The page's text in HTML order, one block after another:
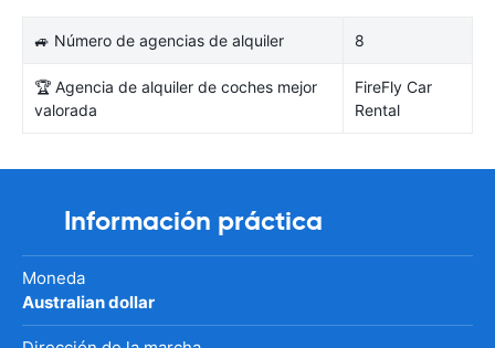
🚙 Número de agencias de alquiler 8
🏆 Agencia de alquiler de coches mejor
valorada
FireFly Car
Rental
Información práctica
Moneda
Australian dollar